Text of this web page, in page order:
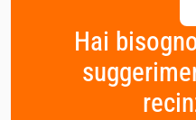
Hai